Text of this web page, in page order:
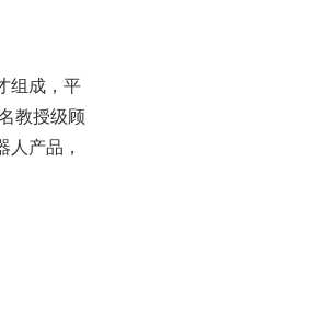
组成，平
教授级顾
产品，